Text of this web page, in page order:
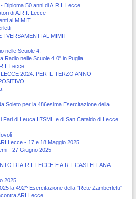
Diploma 50 anni di A.R.I. Lecce
di A.R.I. Lecce
al MIMIT
I VERSAMENTI AL MIMIT
nelle Scuole 4.
Radio nelle Scuole 4.0" in Puglia.
Lecce
2024: PER IL TERZO ANNO
Soleto per la 486esima Esercitazione della
Fari di Leuca II7SML e di San Cataldo di Lecce
Lecce - 17 e 18 Maggio 2025
- 27 Giugno 2025
DI A.R.I. LECCE E A.R.I. CASTELLANA
2025
la 492^ Esercitazione della "Rete Zamberletti"
ARI Lecce